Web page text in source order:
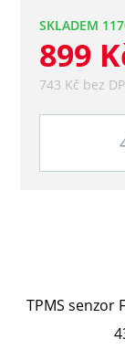
SKLADEM
899
743 Kč bez
TPMS senzor